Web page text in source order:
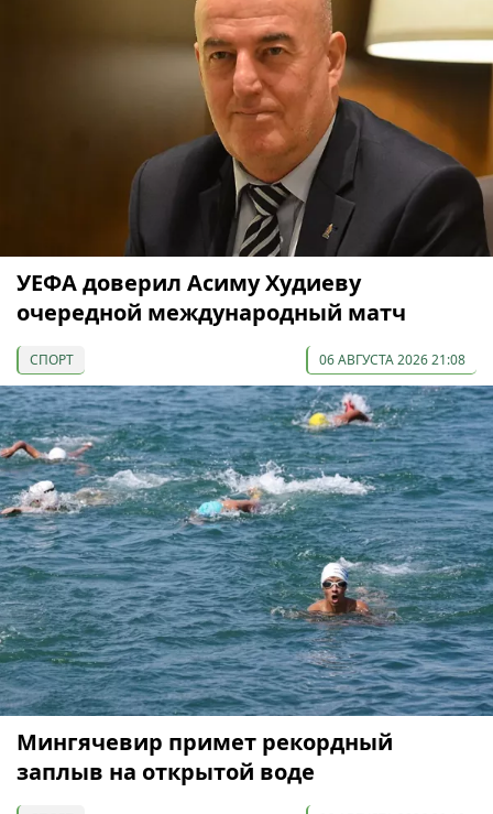
УЕФА доверил Асиму Худиеву
очередной международный матч
СПОРТ 06 АВГУСТА 2026 21:08
Мингячевир примет рекордный
заплыв на открытой воде